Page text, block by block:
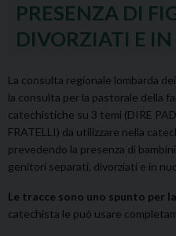
PRESENZA DI
DIVORZIATI E
La consulta regionale lombarda
la consulta per la pastorale della
catechistiche su 3 temi (DIRE
FRATELLI) da utilizzare nella
prevedendo la presenza di
genitori separati, divorziati e in
Le tracce sono uno spunto per
catechista le può usare